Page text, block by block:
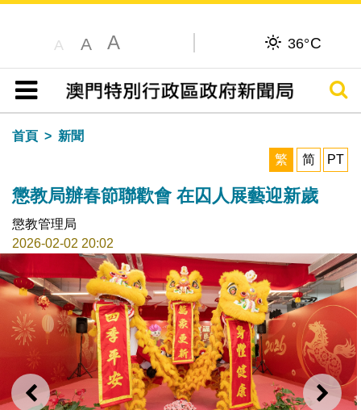
A A A 36°C
目錄
搜尋
首頁
新聞
繁
简 PT
懲教局辦春節聯歡會 在囚人展藝迎新歲
懲教管理局
2026-02-02 20:02
上一則 下一